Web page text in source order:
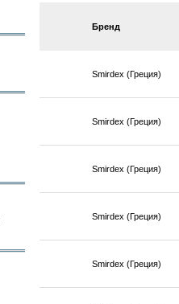
Бренд
Smirdex (Греция)
Smirdex (Греция)
Smirdex (Греция)
Smirdex (Греция)
Smirdex (Греция)